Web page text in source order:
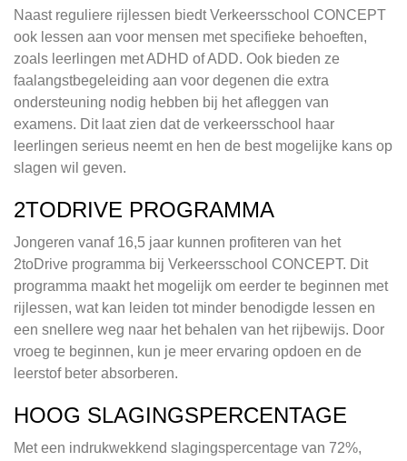
Naast reguliere rijlessen biedt Verkeersschool CONCEPT
ook lessen aan voor mensen met specifieke behoeften,
zoals leerlingen met ADHD of ADD. Ook bieden ze
faalangstbegeleiding aan voor degenen die extra
ondersteuning nodig hebben bij het afleggen van
examens. Dit laat zien dat de verkeersschool haar
leerlingen serieus neemt en hen de best mogelijke kans op
slagen wil geven.
2TODRIVE PROGRAMMA
Jongeren vanaf 16,5 jaar kunnen profiteren van het
2toDrive programma bij Verkeersschool CONCEPT. Dit
programma maakt het mogelijk om eerder te beginnen met
rijlessen, wat kan leiden tot minder benodigde lessen en
een snellere weg naar het behalen van het rijbewijs. Door
vroeg te beginnen, kun je meer ervaring opdoen en de
leerstof beter absorberen.
HOOG SLAGINGSPERCENTAGE
Met een indrukwekkend slagingspercentage van 72%,